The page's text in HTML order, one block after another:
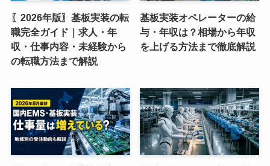
〖2026年版〗基板実装の転
職完全ガイド｜求人・年
収・仕事内容・未経験から
の転職方法まで解説
基板実装オペレーターの給
与・年収は？相場から年収
を上げる方法まで徹底解説